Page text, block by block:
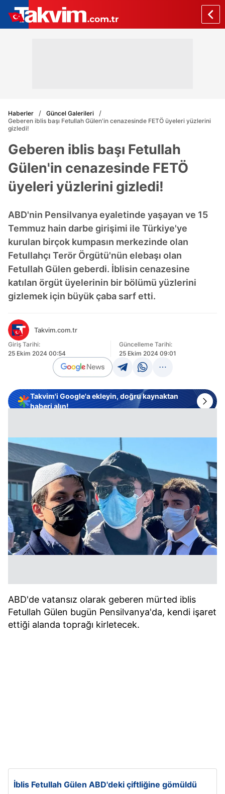
Haberler
Güncel Galerileri
Geberen iblis başı Fetullah Gülen'in cenazesinde FETÖ üyeleri yüzlerini
gizledi!
Geberen iblis başı Fetullah
Gülen'in cenazesinde FETÖ
üyeleri yüzlerini gizledi!
ABD'nin Pensilvanya eyaletinde yaşayan ve 15
Temmuz hain darbe girişimi ile Türkiye'ye
kurulan birçok kumpasın merkezinde olan
Fetullahçı Terör Örgütü'nün elebaşı olan
Fetullah Gülen geberdi. İblisin cenazesine
katılan örgüt üyelerinin bir bölümü yüzlerini
gizlemek için büyük çaba sarf etti.
Takvim.com.tr
Giriş Tarihi:
25 Ekim 2024 00:54
Güncelleme Tarihi:
25 Ekim 2024 09:01
Takvim'i Google'a ekleyin, doğru kaynaktan
haberi alın!
ABD'de vatansız olarak geberen mürted iblis
Fetullah Gülen bugün Pensilvanya'da, kendi işaret
ettiği alanda toprağı kirletecek.
İblis Fetullah Gülen ABD'deki çiftliğine gömüldü